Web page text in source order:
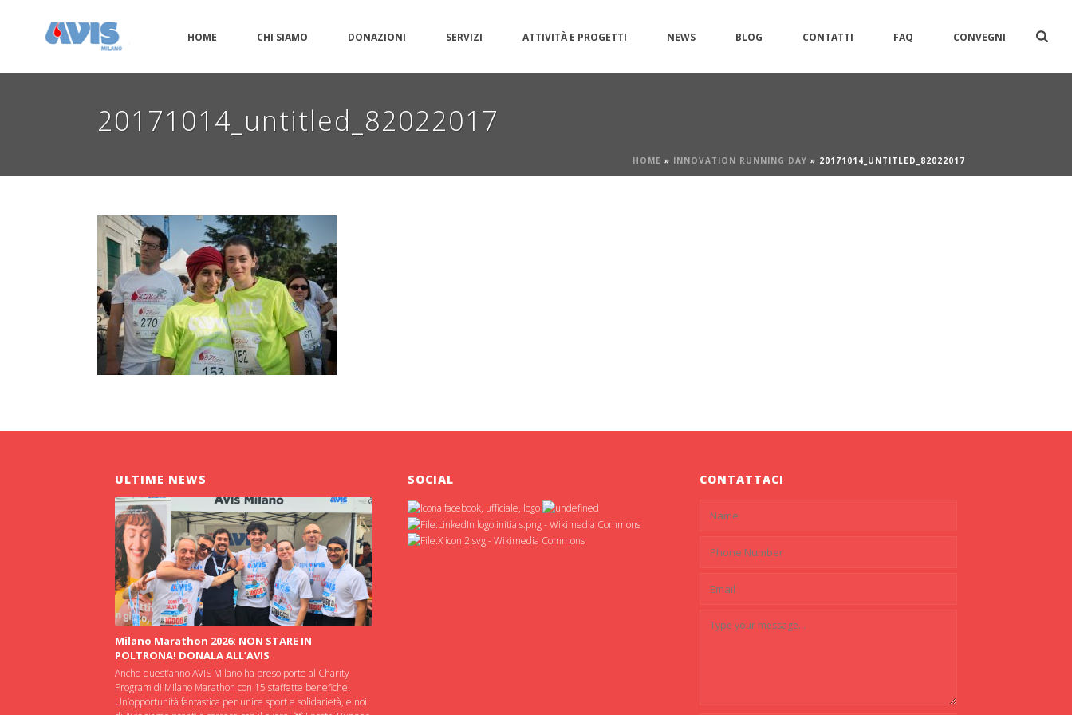
HOME CHI SIAMO DONAZIONI SERVIZI ATTIVITÀ E PROGETTI NEWS BLOG CONTATTI FAQ CONVEGNI
20171014_untitled_82022017
HOME » INNOVATION RUNNING DAY » 20171014_UNTITLED_82022017
ULTIME NEWS
Milano Marathon 2026: NON STARE IN
POLTRONA! DONALA ALL’AVIS
Anche quest’anno AVIS Milano ha preso porte al Charity
Program di Milano Marathon con 15 staffette benefiche.
Un’opportunità fantastica per unire sport e solidarietà, e noi
SOCIAL CONTATTACI